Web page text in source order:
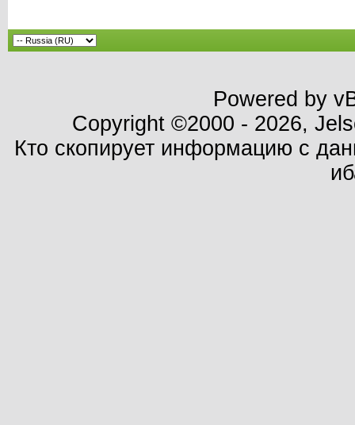
Powered by
Copyright ©2000 - 2026,
Кто скопирует информацию с